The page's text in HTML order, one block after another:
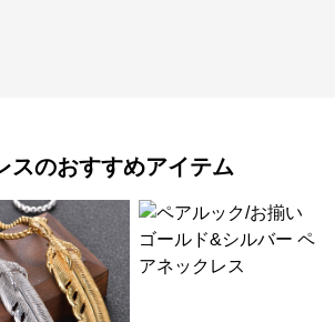
スのおすすめアイテム